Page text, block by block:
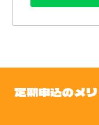
定期申込のメ